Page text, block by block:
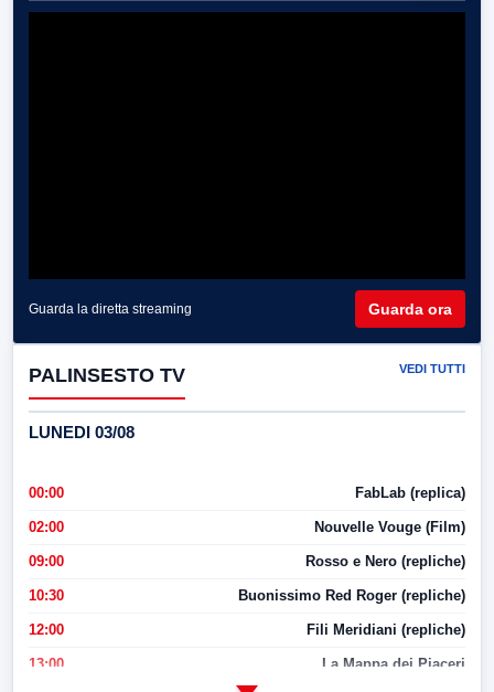
Guarda la diretta streaming Guarda ora
PALINSESTO TV VEDI TUTTI
LUNEDI 03/08
00:00 FabLab (replica)
02:00 Nouvelle Vouge (Film)
09:00 Rosso e Nero (repliche)
10:30 Buonissimo Red Roger (repliche)
12:00 Fili Meridiani (repliche)
13:00 La Mappa dei Piaceri